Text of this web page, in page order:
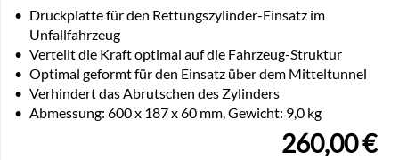
• Druckplatte für den Rettungszylinder-Einsatz im
Unfallfahrzeug
• Verteilt die Kraft optimal auf die Fahrzeug-Struktur
• Optimal geformt für den Einsatz über dem Mitteltunnel
• Verhindert das Abrutschen des Zylinders
• Abmessung: 600 x 187 x 60 mm, Gewicht: 9,0 kg
260,00€